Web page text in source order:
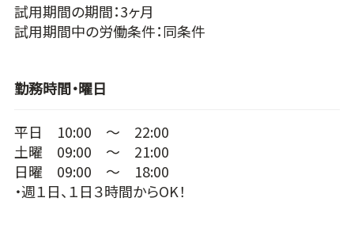
試用期間の期間：3ヶ月
試用期間中の労働条件：同条件
勤務時間・曜日
平日 10:00 ～ 22:00
土曜 09:00 ～ 21:00
日曜 09:00 ～ 18:00
・週１日、１日３時間からOK！